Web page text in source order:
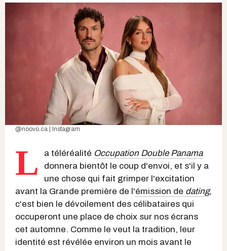
@noovo.ca | Instagram
L a téléréalité Occupation Double Panama
donnera bientôt le coup d'envoi, et s'il y a
une chose qui fait grimper l'excitation
avant la Grande première de l'émission de dating,
c'est bien le dévoilement des célibataires qui
occuperont une place de choix sur nos écrans
cet automne. Comme le veut la tradition, leur
identité est révélée environ un mois avant le